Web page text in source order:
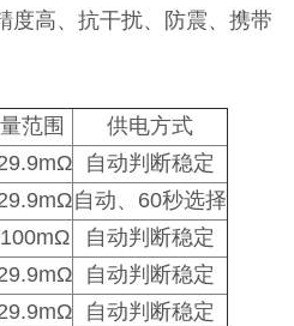
高、抗干扰、防震、携带
范围
供电方式
自动判断稳定
自动、60秒选择
自动判断稳定
自动判断稳定
自动判断稳定